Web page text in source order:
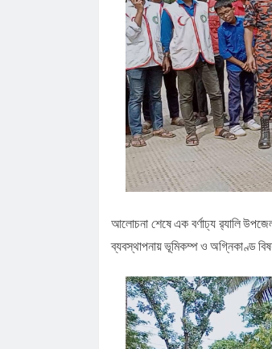
আলোচনা শেষে এক বর্ণাঢ্য র‌্যালি
ব্যবস্থাপনায় ভূমিকম্প ও অগ্নিকাণ্ড